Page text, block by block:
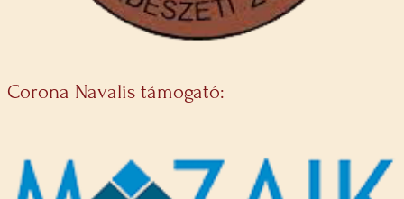
Corona Navalis támogató: